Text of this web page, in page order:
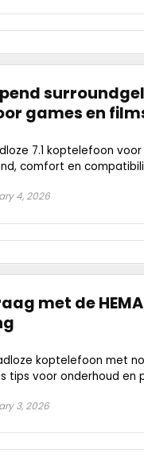
games en
7.1 koptelefoon
comfort en
4, 2026
met de
koptelefoon met
tips voor onderhoud en
3, 2026